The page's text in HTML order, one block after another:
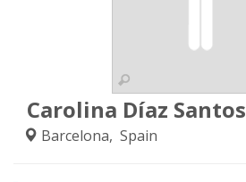
Carolina Díaz Santos
Barcelona, Spain